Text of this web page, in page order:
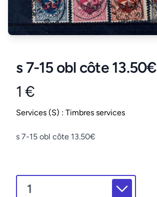
s 7-15 obl côte 13.50€
Product information
1 €
Conditions
Services (S) : Timbres services
Description
s 7-15 obl côte 13.50€